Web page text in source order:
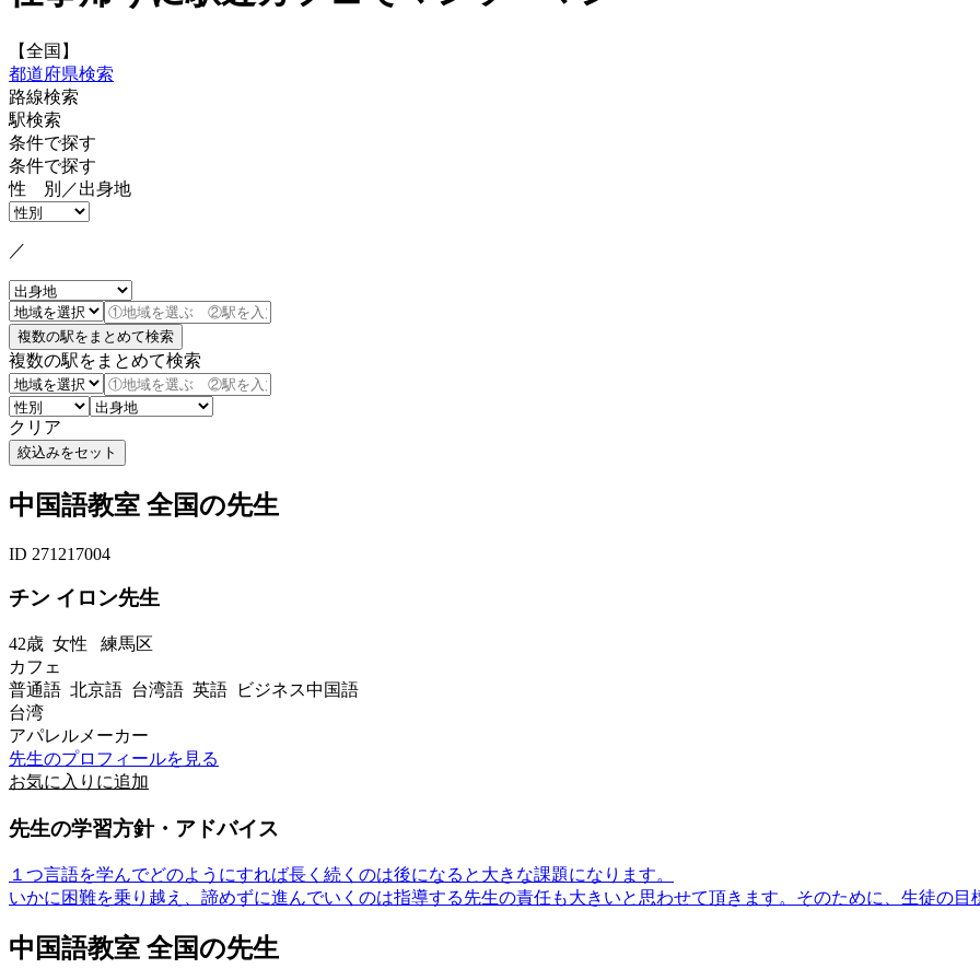
【全国】
都道府県検索
路線検索
駅検索
条件で探す
条件で探す
性 別／出身地
／
複数の駅をまとめて検索
クリア
中国語教室 全国の先生
ID 271217004
チン イロン先生
42歳 女性 練馬区
カフェ
普通語 北京語 台湾語 英語 ビジネス中国語
台湾
アパレルメーカー
先生のプロフィールを見る
お気に入りに追加
先生の学習方針・アドバイス
１つ言語を学んでどのようにすれば長く続くのは後になると大きな課題になります。
いかに困難を乗り越え、諦めずに進んでいくのは指導する先生の責任も大きいと思わせて頂きます。そのために、生徒の目
中国語教室 全国の先生